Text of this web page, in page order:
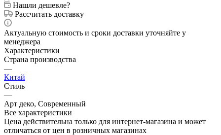
Нашли дешевле?
Рассчитать доставку
Актуальную стоимость и сроки доставки уточняйте у
менеджера
Характеристики
Страна производства
—
Китай
Стиль
—
Арт деко, Современный
Все характеристики
Цена действительна только для интернет-магазина и может
отличаться от цен в розничных магазинах